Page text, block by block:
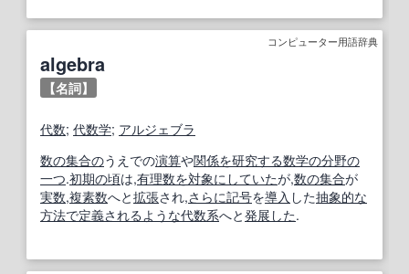
コンピューター用語辞典
algebra
【名詞】
代数; 代数学; アルジェブラ
数の集合のうえでの演算や関係を研究する数学の分野の
一つ.初期の頃は,有理数を対象に していたが,数の集合が
実数,複素数へと拡張され,さらに記号を導入 した抽象的な
方法で定義されるような代数系へと発展した.